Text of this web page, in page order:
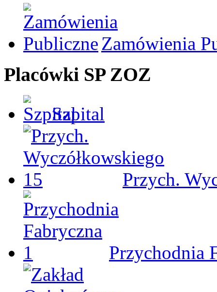
Zamówienia
Placówki SP ZOZ
Szpital
Przych.
Przychodnia